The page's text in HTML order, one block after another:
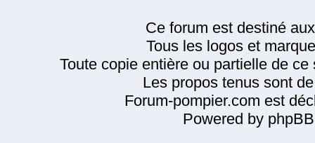
Ce forum est destiné
Tous les logos et
Toute copie entière ou partielle de
Les propos tenus sont
Forum-pompier.com est
Powered by